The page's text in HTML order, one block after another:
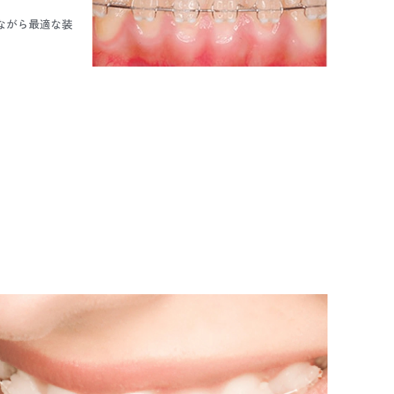
がら最適な装